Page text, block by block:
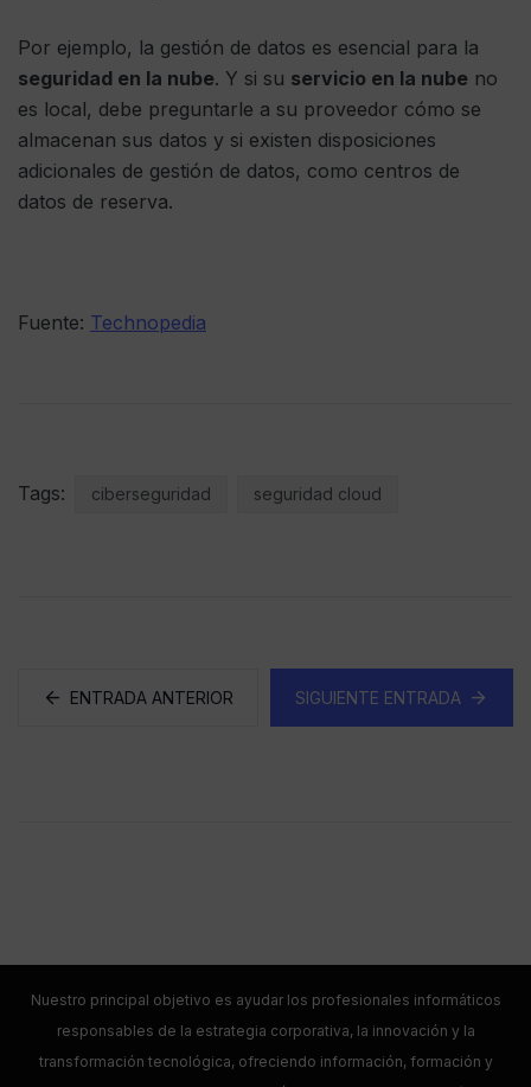
Por ejemplo, la gestión de datos es esencial para la
seguridad en la nube. Y si su servicio en la nube no
es local, debe preguntarle a su proveedor cómo se
almacenan sus datos y si existen disposiciones
adicionales de gestión de datos, como centros de
datos de reserva.
Fuente: Technopedia
Tags: ciberseguridad seguridad cloud
ENTRADA ANTERIOR SIGUIENTE ENTRADA
Nuestro principal objetivo es ayudar los profesionales informáticos
responsables de la estrategia corporativa, la innovación y la
transformación tecnológica, ofreciendo información, formación y